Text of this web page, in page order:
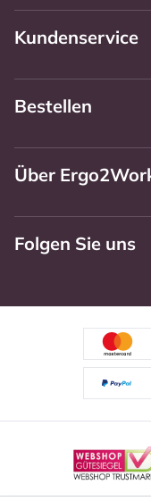
Kundenservice
Bestellen
Über
Folgen Sie uns